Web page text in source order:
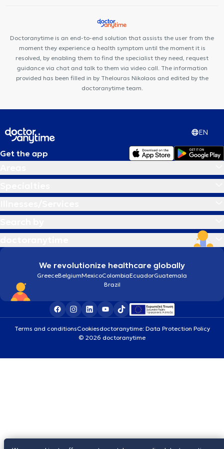
Doctoranytime is an end-to-end solution that assists the user from the
moment they experience a health symptom until the moment it is
resolved, by enabling them to find the specialist they need, request
guidance via chat and talk to them via video call. The information
provided has been filled in by Thelouras Nikolaos and edited by the
doctoranytime team.
EN
Get the app
We revolutionize healthcare globally
GreeceBelgiumMexicoColombiaEcuadorGuatemala
Brazil
Terms and conditionsCookiesdoctoranytime: Data Protection Policy
© 2026 doctoranytime